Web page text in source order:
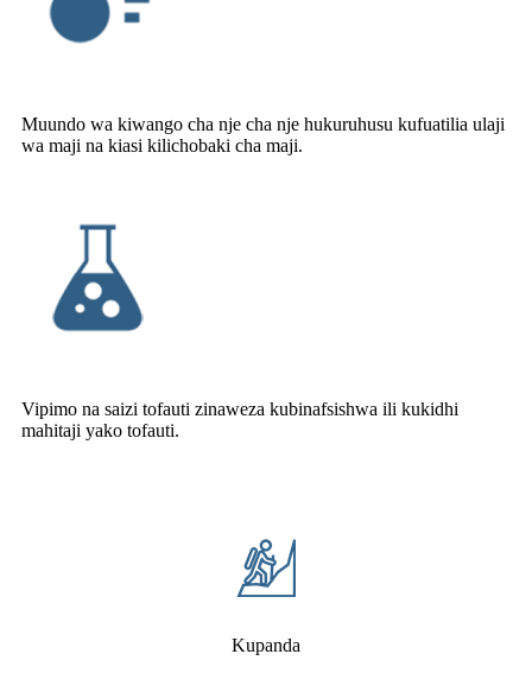
Muundo wa kiwango cha nje cha nje hukuruhusu kufuatilia ulaji
wa maji na kiasi kilichobaki cha maji.
Vipimo na saizi tofauti zinaweza kubinafsishwa ili kukidhi
mahitaji yako tofauti.
Kupanda